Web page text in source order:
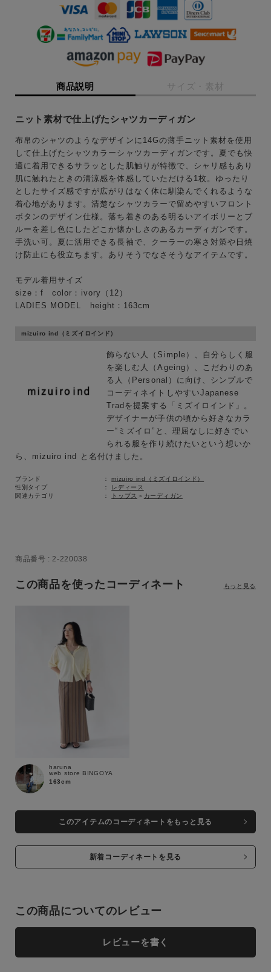
キーワード
MENS LADIES
商品説明 サイズ・素材
ニット素材で仕上げたシャツカーディガン
布帛のシャツのようなデザインに14Gの薄手ニット素材を使用
して仕上げたシャツカラーシャツカーディガンです。夏でも快
適に着用できるサラッとした肌触りが特徴で、シャリ感もあり
肌に触れたときの清涼感を体感していただける1枚。ゆったり
としたサイズ感ですが広がりはなく体に馴染んでくれるような
着心地があります。清楚なシャツカラーで留めやすいフロント
ボタンのデザイン仕様。落ち着きのある明るいアイボリーとブ
ルーを差し色にしたどこか懐かしさのあるカーディガンです。
手洗い可。夏に活用できる長袖で、クーラーの寒さ対策や日焼
け防止にも役立ちます。ありそうでなさそうなアイテムです。
モデル着用サイズ
size：f color：ivory（12）
LADIES MODEL height：163cm
mizuiro ind（ミズイロインド）
飾らない人（Simple）、自分らしく服
を楽しむ人（Ageing）、こだわりのあ
る人（Personal）に向け、シンプルで
コーディネイトしやすいJapanese
Tradを提案する「ミズイロインド」。
デザイナーが子供の頃から好きなカラ
ー“ミズイロ”と、理屈なしに好きでい
られる服を作り続けたいという想いか
ら、mizuiro ind と名付けました。
ブランド
mizuiro ind（ミズイロインド）
性別タイプ
レディース
関連カテゴリ
トップス ＞ カーディガン
商品番号 2-220038
この商品を使ったコーディネート
haruna
web store BINGOYA
163cm
もっと見る
このアイテムのコーディネートをもっと見る
新着コーディネートを見る
この商品についてのレビュー
レビューを書く